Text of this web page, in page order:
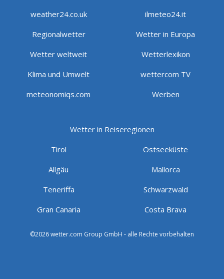
weather24.co.uk
ilmeteo24.it
Regionalwetter
Wetter in Europa
Wetter weltweit
Wetterlexikon
Klima und Umwelt
wettercom TV
meteonomiqs.com
Werben
Wetter in Reiseregionen
Tirol
Ostseeküste
Allgäu
Mallorca
Teneriffa
Schwarzwald
Gran Canaria
Costa Brava
©2026 wetter.com Group GmbH - alle Rechte vorbehalten